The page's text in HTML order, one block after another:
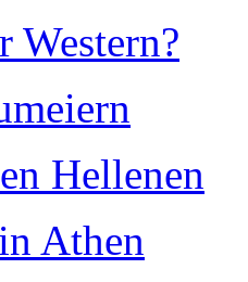
Western?
Hellenen
Athen